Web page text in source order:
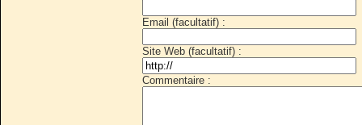
Email (facultatif) :
Site Web (facultatif) :
Commentaire :